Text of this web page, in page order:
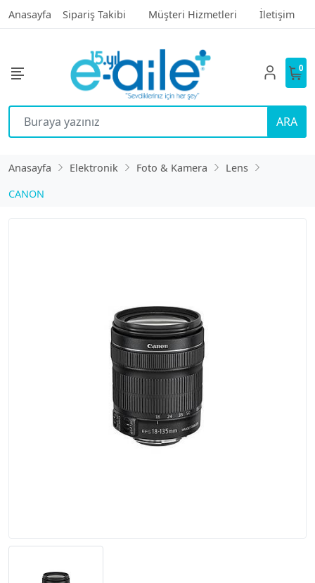
Anasayfa Sipariş Takibi Müşteri Hizmetleri İletişim
ARA
0
Anasayfa Elektronik Foto & Kamera
Lens
CANON